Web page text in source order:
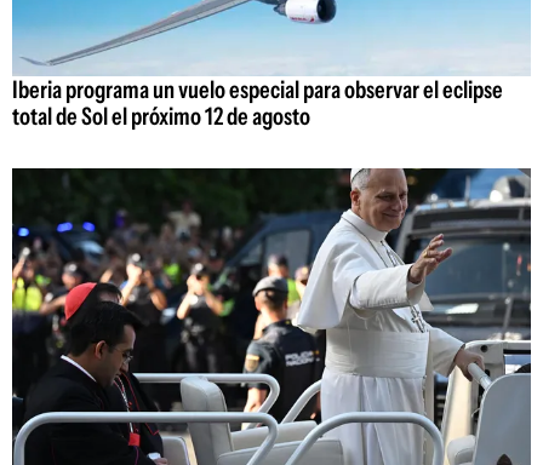
Iberia programa un vuelo especial para observar el eclipse
total de Sol el próximo 12 de agosto